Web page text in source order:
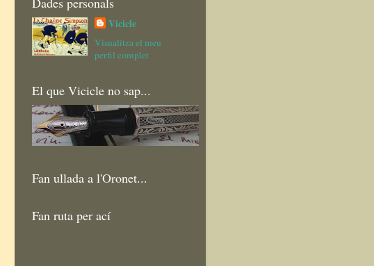
Vicicle
Visualitza el meu
perfil complet
El que Vicicle no sap...
Fan ullada a l'Oronet...
Fan ruta per ací